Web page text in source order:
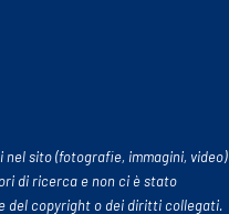
sito (fotografie, immagini, video)
di ricerca e non ci è stato
del copyright o dei diritti collegati.